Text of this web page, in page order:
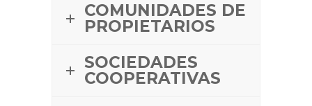
COMUNIDADES DE
PROPIETARIOS
SOCIEDADES
COOPERATIVAS